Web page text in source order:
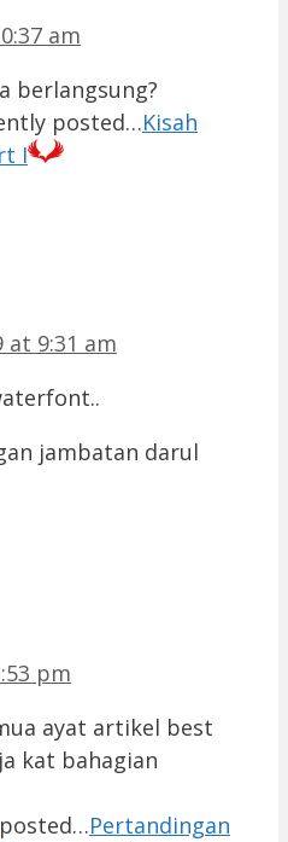
am
berlangsung?
posted…Kisah
I
at 9:31 am
jambatan darul
pm
ayat artikel best
kat bahagian
Pertandingan